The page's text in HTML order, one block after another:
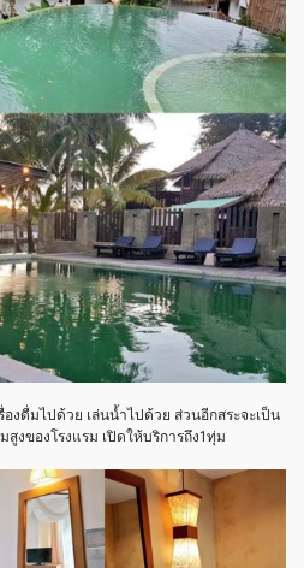
งดื่มไปด้วย เล่นน้ำไปด้วย ส่วนอีกสระจะเป็น
งของโรงแรม เปิดให้บริการถึง1ทุ่ม